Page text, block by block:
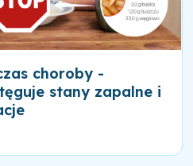
choroby -
stany zapalne i